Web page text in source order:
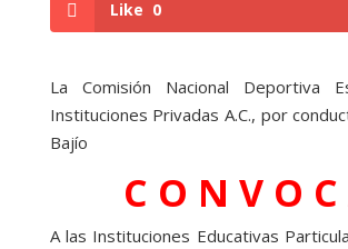
Like 0
La Comisión Nacional Deportiva
Instituciones Privadas A.C., por
Bajío
C O N V O
A las Instituciones Educativas